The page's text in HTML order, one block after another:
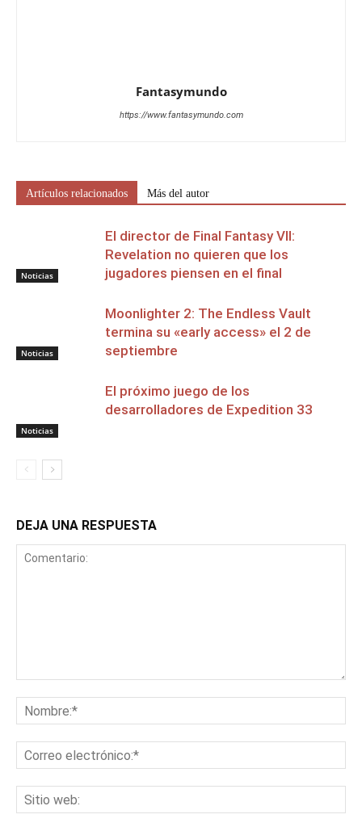
Fantasymundo
https://www.fantasymundo.com
Artículos relacionados Más del autor
Noticias
El director de Final Fantasy VII:
Revelation no quieren que los
jugadores piensen en el final
Noticias
Moonlighter 2: The Endless Vault
termina su «early access» el 2 de
septiembre
Noticias
El próximo juego de los
desarrolladores de Expedition 33
DEJA UNA RESPUESTA